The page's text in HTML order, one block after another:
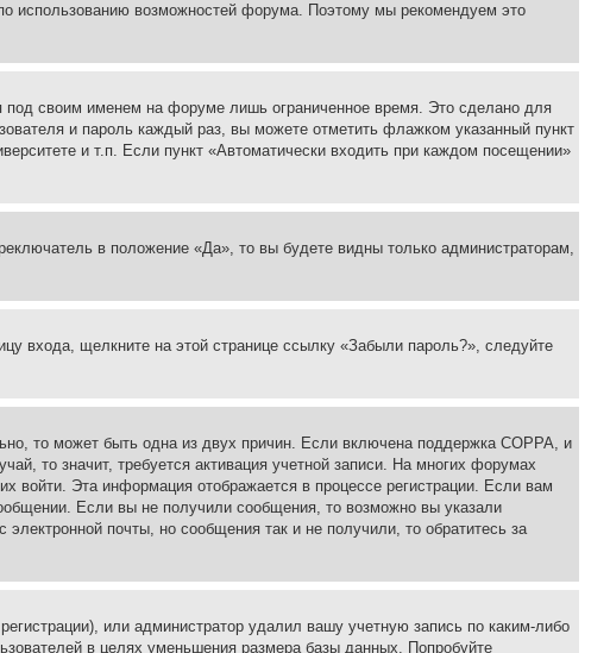
использованию возможностей форума. Поэтому мы рекомендуем это
под своим именем на форуме лишь ограниченное время. Это сделано для
и пароль каждый раз, вы можете отметить флажком указанный пункт
и т.п. Если пункт «Автоматически входить при каждом посещении»
в положение «Да», то вы будете видны только администраторам,
входа, щелкните на этой странице ссылку «Забыли пароль?», следуйте
то может быть одна из двух причин. Если включена поддержка COPPA, и
то значит, требуется активация учетной записи. На многих форумах
войти. Эта информация отображается в процессе регистрации. Если вам
Если вы не получили сообщения, то возможно вы указали
почты, но сообщения так и не получили, то обратитесь за
или администратор удалил вашу учетную запись по каким-либо
в целях уменьшения размера базы данных. Попробуйте